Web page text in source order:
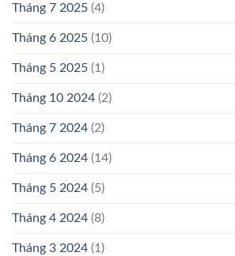
Tháng 7 2025 (4)
Tháng 6 2025 (10)
Tháng 5 2025 (1)
Tháng 10 2024 (2)
Tháng 7 2024 (2)
Tháng 6 2024 (14)
Tháng 5 2024 (5)
Tháng 4 2024 (8)
Tháng 3 2024 (1)